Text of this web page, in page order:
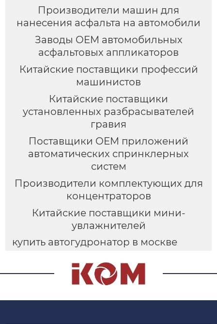
Производители машин для
нанесения асфальта на автомобили
Заводы OEM автомобильных
асфальтовых аппликаторов
Китайские поставщики профессий
машинистов
Китайские поставщики
установленных разбрасывателей
гравия
Поставщики OEM приложений
автоматических спринклерных
систем
Производители комплектующих для
концентраторов
Китайские поставщики мини-
увлажнителей
купить автогудронатор в москве